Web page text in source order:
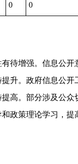
0 0
有待增强。信息公
提升。政府信息公
提高。部分涉及公
政策理论学习，